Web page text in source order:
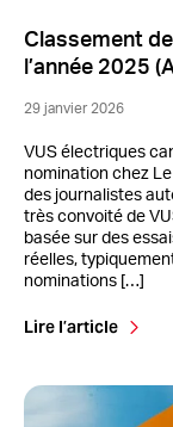
Classement
l’année 2025
29 janvier 2026
VUS électriques
nomination chez
des journalistes
très convoité de
basée sur des
réelles,
nominations […]
Lire l’article